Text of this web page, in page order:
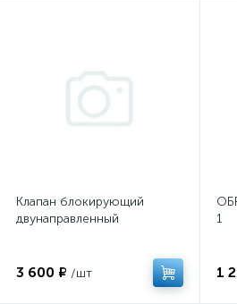
Клапан блокирующий
двунаправленный
3 600 ₽ /шт
1
1